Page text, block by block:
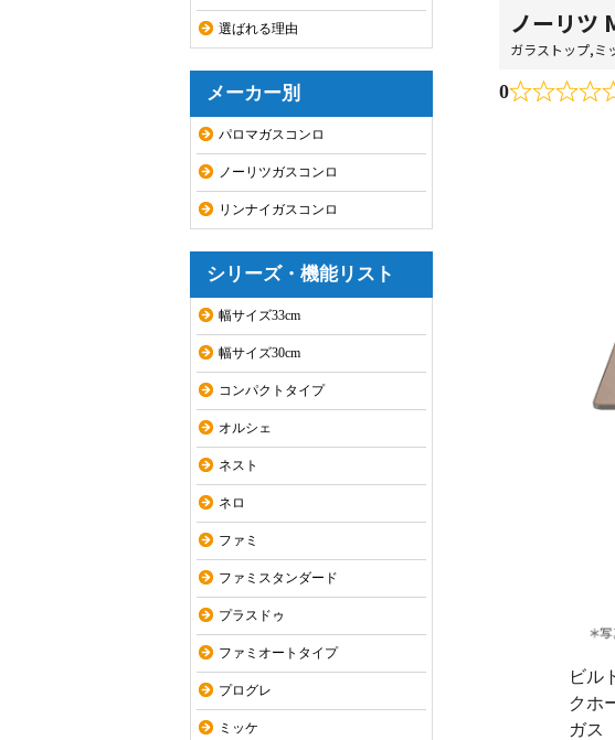
ノーリツ
ガラストップ,ミ
0
ビル
クホ
ガス
選ばれる理由
メーカー別
パロマガスコンロ
ノーリツガスコンロ
リンナイガスコンロ
シリーズ・機能リスト
幅サイズ33cm
幅サイズ30cm
コンパクトタイプ
オルシェ
ネスト
ネロ
ファミ
ファミスタンダード
プラスドゥ
ファミオートタイプ
プログレ
ミッケ